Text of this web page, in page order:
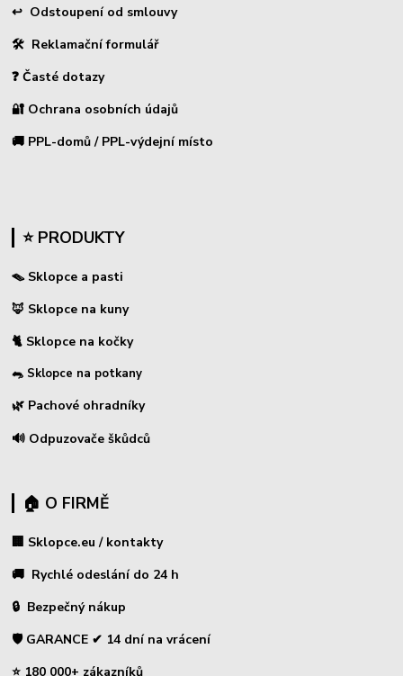
↩ Odstoupení od smlouvy
🛠 Reklamační formulář
❓ Časté dotazy
🔐 Ochrana osobních údajů
🚚 PPL-domů / PPL-výdejní místo
⭐ PRODUKTY
🪤 Sklopce a pasti
🦊 Sklopce na kuny
🐈 Sklopce na kočky
🐀 Sklopce na potkany
🌿 Pachové ohradníky
🔊 Odpuzovače škůdců
🏠 O FIRMĚ
🏢 Sklopce.eu / kontakty
🚚 Rychlé odeslání do 24 h
🔒 Bezpečný nákup
🛡️ GARANCE ✔ 14 dní na vrácení
⭐ 180 000+ zákazníků